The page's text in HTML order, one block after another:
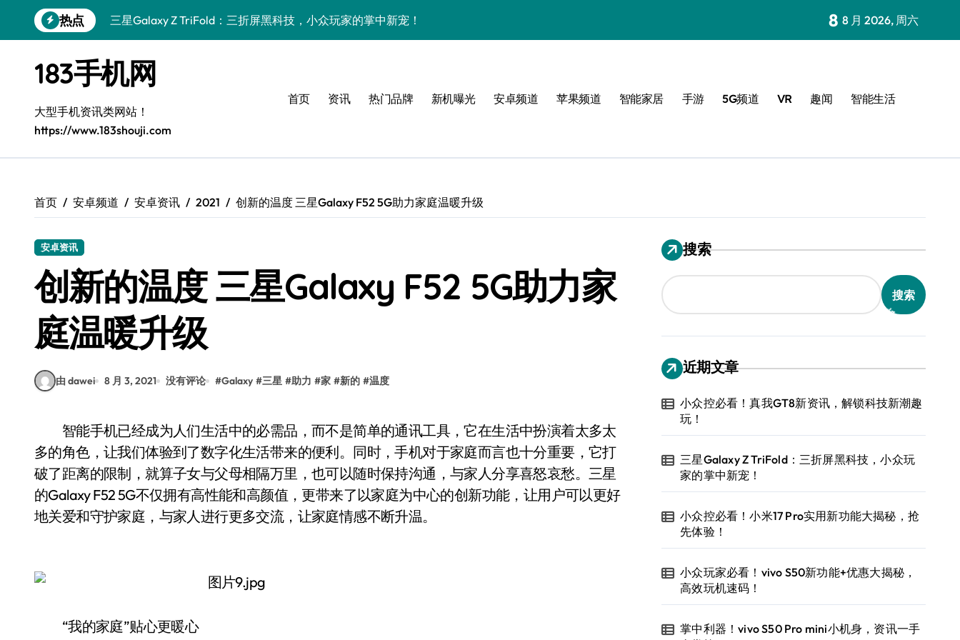
到
热点
三星Galaxy Z TriFold：三折屏黑科技，小众玩家的掌中新宠！
小众玩家必看！vivo S50新功能+优惠大揭秘，高效玩机速码！
掌中利器！vivo S50 Pro mini小机身，资讯一手全掌控
小众控必看！三星Z Fold7新亮点，手机管家抢先剧透！
小众控必看！三星Galaxy S26黑科技爆料，抢先解锁未来体验！
S24+上手，小众机种美颜新玩法
小众控必看！真我GT8新资讯，解锁科技新潮趣玩！
8 8 月 2026, 周六
183手机网
大型手机资讯类网站！
https://www.183shouji.com
首页 资讯 热门品牌 新机曝光 安卓频道 苹果频道 智能家居 手游 5G频道 VR 趣闻 智能生活
首页 安卓频道 安卓资讯 2021 创新的温度 三星Galaxy F52 5G助力家庭温暖升级
安卓资讯
创新的温度 三星Galaxy F52 5G助力家
庭温暖升级
由 dawei 8 月 3, 2021 没有评论 #Galaxy #三星 #助力 #家 #新的 #温度
智能手机已经成为人们生活中的必需品，而不是简单的通讯工具，它在生活中扮演着太多太
多的角色，让我们体验到了数字化生活带来的便利。同时，手机对于家庭而言也十分重要，它打
破了距离的限制，就算子女与父母相隔万里，也可以随时保持沟通，与家人分享喜怒哀愁。三星
的Galaxy F52 5G不仅拥有高性能和高颜值，更带来了以家庭为中心的创新功能，让用户可以更好
地关爱和守护家庭，与家人进行更多交流，让家庭情感不断升温。
“我的家庭”贴心更暖心
搜索
搜索
近期文章
小众控必看！真我GT8新资讯，解锁科技新潮趣
玩！
三星Galaxy Z TriFold：三折屏黑科技，小众玩
家的掌中新宠！
小众控必看！小米17 Pro实用新功能大揭秘，抢
先体验！
小众玩家必看！vivo S50新功能+优惠大揭秘，
高效玩机速码！
掌中利器！vivo S50 Pro mini小机身，资讯一手